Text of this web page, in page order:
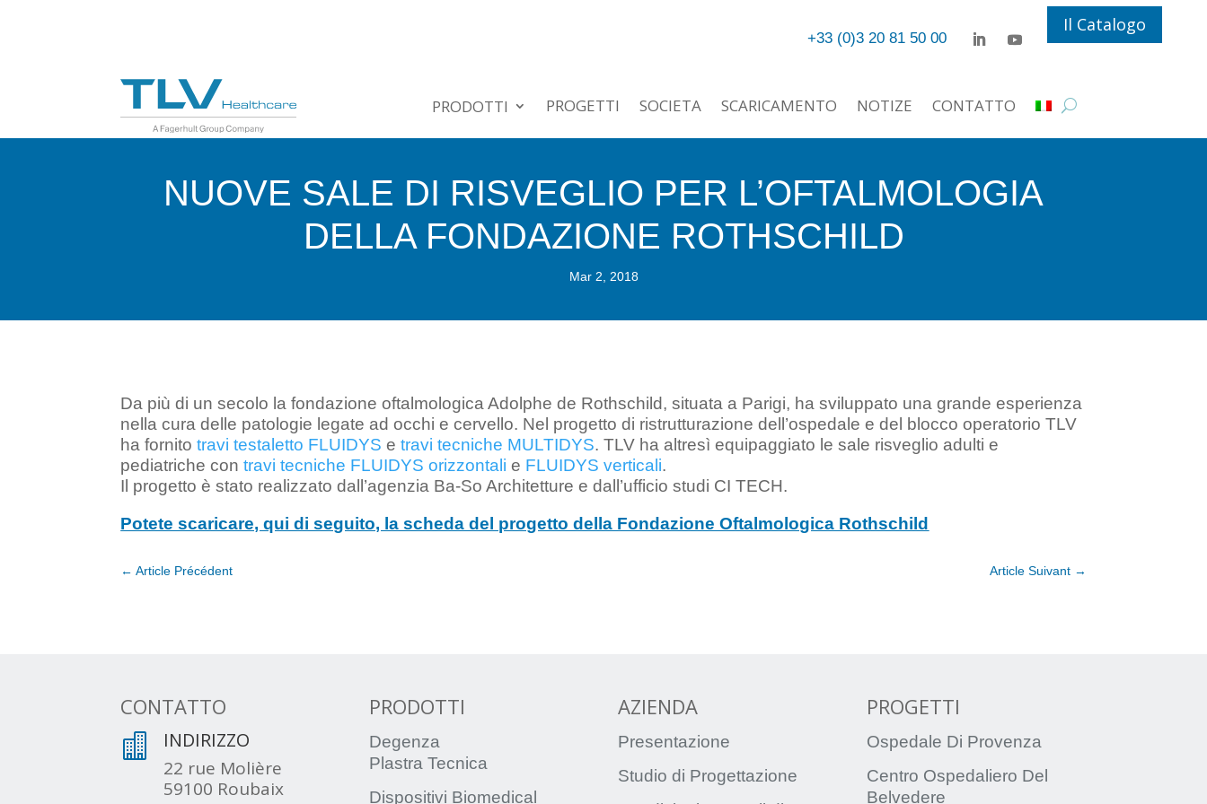
+33 (0)3 20 81 50 00
Il Catalogo
PRODOTTI PROGETTI SOCIETA SCARICAMENTO NOTIZE CONTATTO
NUOVE SALE DI RISVEGLIO PER L’OFTALMOLOGIA
DELLA FONDAZIONE ROTHSCHILD
Mar 2, 2018
Da più di un secolo la fondazione oftalmologica Adolphe de Rothschild, situata a Parigi, ha sviluppato una grande esperienza
nella cura delle patologie legate ad occhi e cervello. Nel progetto di ristrutturazione dell’ospedale e del blocco operatorio TLV
ha fornitotravi testaletto FLUIDYS etravi tecniche MULTIDYS. TLV ha altresì equipaggiato le sale risveglio adulti e
pediatriche contravi tecniche FLUIDYS orizzontali e FLUIDYS verticali.
Il progetto è stato realizzato dall’agenzia Ba-So Architetture e dall’ufficio studi CI TECH.
Potete scaricare, qui di seguito, la scheda del progetto della Fondazione Oftalmologica Rothschild
←Article Précédent Article Suivant→
CONTATTO
 INDIRIZZO
22 rue Molière
59100 Roubaix
PRODOTTI
Degenza
Plastra Tecnica
Dispositivi Biomedical
AZIENDA
Presentazione
Studio di Progettazione
PROGETTI
Ospedale Di Provenza
Centro Ospedaliero Del
Belvedere